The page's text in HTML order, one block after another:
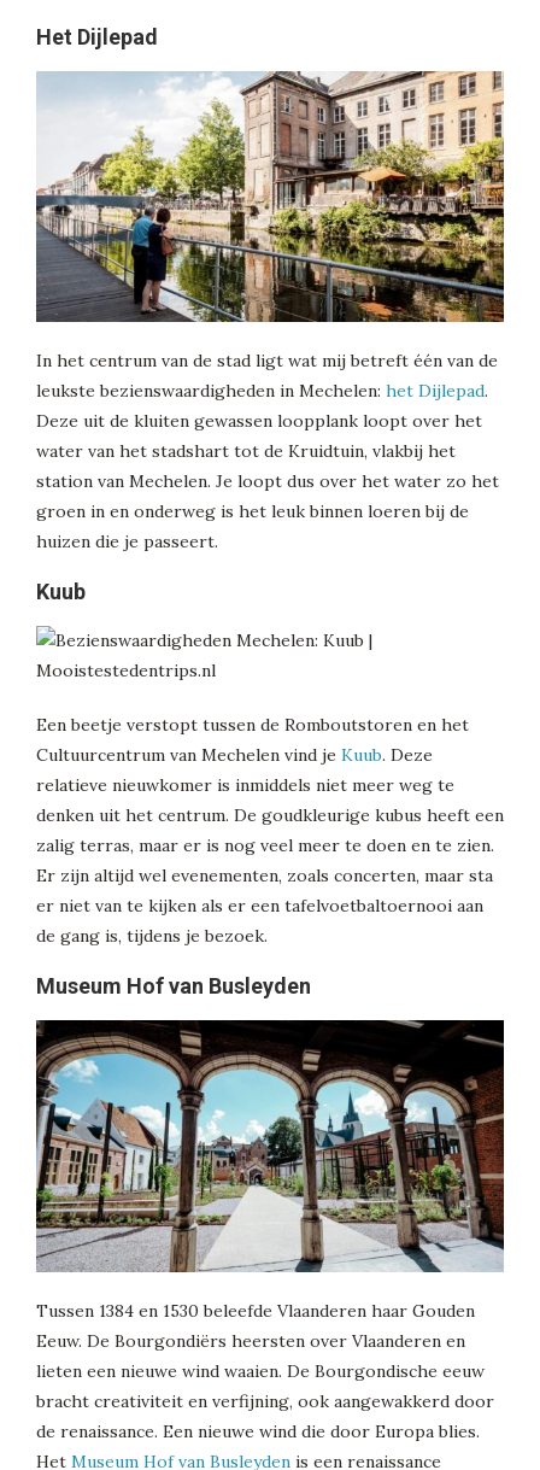
Het Dijlepad
In het centrum van de stad ligt wat mij betreft één van de
leukste bezienswaardigheden in Mechelen: het Dijlepad.
Deze uit de kluiten gewassen loopplank loopt over het
water van het stadshart tot de Kruidtuin, vlakbij het
station van Mechelen. Je loopt dus over het water zo het
groen in en onderweg is het leuk binnen loeren bij de
huizen die je passeert.
Kuub
Een beetje verstopt tussen de Romboutstoren en het
Cultuurcentrum van Mechelen vind je Kuub. Deze
relatieve nieuwkomer is inmiddels niet meer weg te
denken uit het centrum. De goudkleurige kubus heeft een
zalig terras, maar er is nog veel meer te doen en te zien.
Er zijn altijd wel evenementen, zoals concerten, maar sta
er niet van te kijken als er een tafelvoetbaltoernooi aan
de gang is, tijdens je bezoek.
Museum Hof van Busleyden
Tussen 1384 en 1530 beleefde Vlaanderen haar Gouden
Eeuw. De Bourgondiërs heersten over Vlaanderen en
lieten een nieuwe wind waaien. De Bourgondische eeuw
bracht creativiteit en verfijning, ook aangewakkerd door
de renaissance. Een nieuwe wind die door Europa blies.
Het Museum Hof van Busleyden is een renaissance